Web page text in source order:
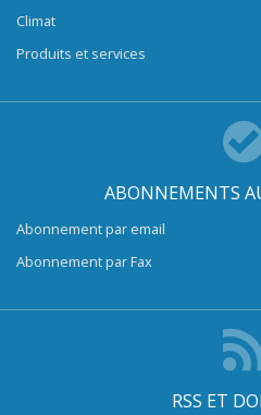
Climat
Produits et services
ABONNEMENTS
Abonnement par email
Abonnement par Fax
RSS ET